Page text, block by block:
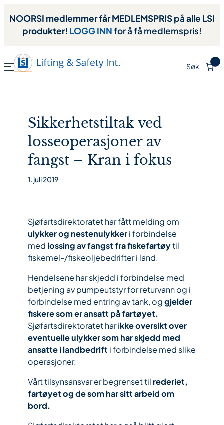
NOORSI medlemmer får MEDLEMSPRIS på alle LSI
produkter! LOGG INNfor å få medlemspris!
Søk
Sikkerhetstiltak ved
losseoperasjoner av
fangst – Kran i fokus
1. juli 2019
Sjøfartsdirektoratet har fått melding om
ulykker og nestenulykkeri forbindelse
med lossing av fangst fra fiskefartøytil
fiskemel-/fiskeoljebedrifter i land.
Hendelsene har skjedd i forbindelse med
betjening av pumpeutstyr for returvann og i
forbindelse med entring av tank, oggjelder
fiskere som er ansatt på fartøyet.
Sjøfartsdirektoratet har ikke oversikt over
eventuelle ulykker som har skjedd med
ansatte i landbedrift i forbindelse med slike
operasjoner.
Vårt tilsynsansvar er begrenset til rederiet,
fartøyet og de som har sitt arbeid om
bord.